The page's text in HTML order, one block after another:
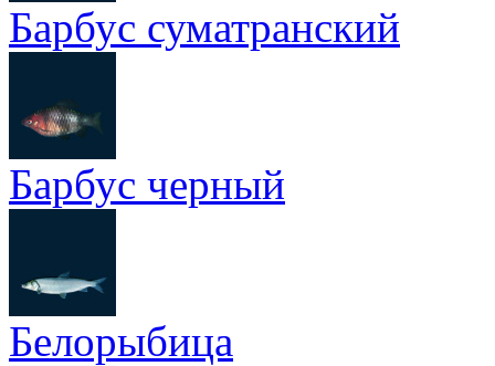
Барбус суматранский
Барбус черный
Белорыбица